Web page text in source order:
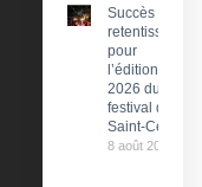
Succès
retentissant
pour
l’édition
2026 du
festival de
Saint-Céré
8 août 2026